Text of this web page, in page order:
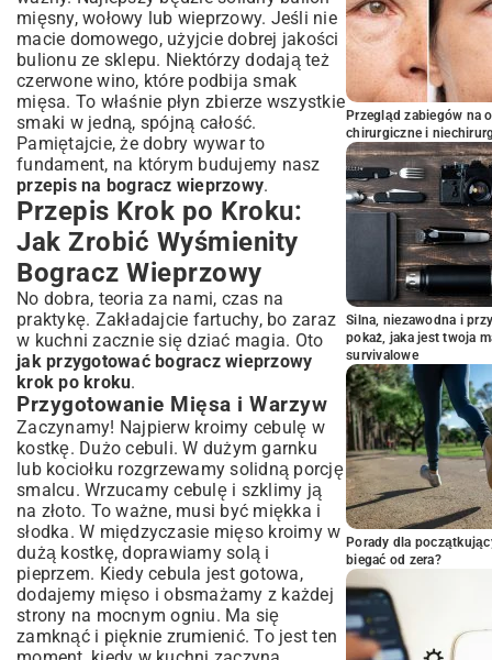
mięsny, wołowy lub wieprzowy. Jeśli nie
macie domowego, użyjcie dobrej jakości
bulionu ze sklepu. Niektórzy dodają też
czerwone wino, które podbija smak
mięsa. To właśnie płyn zbierze wszystkie
smaki w jedną, spójną całość.
Pamiętajcie, że dobry wywar to
fundament, na którym budujemy nasz
przepis na bogracz wieprzowy.
Przepis Krok po Kroku:
Jak Zrobić Wyśmienity
Bogracz Wieprzowy
No dobra, teoria za nami, czas na
praktykę. Zakładajcie fartuchy, bo zaraz
w kuchni zacznie się dziać magia. Oto
jak przygotować bogracz wieprzowy
krok po kroku.
Przygotowanie Mięsa i Warzyw
Zaczynamy! Najpierw kroimy cebulę w
kostkę. Dużo cebuli. W dużym garnku
lub kociołku rozgrzewamy solidną porcję
smalcu. Wrzucamy cebulę i szklimy ją
na złoto. To ważne, musi być miękka i
słodka. W międzyczasie mięso kroimy w
dużą kostkę, doprawiamy solą i
pieprzem. Kiedy cebula jest gotowa,
dodajemy mięso i obsmażamy z każdej
strony na mocnym ogniu. Ma się
zamknąć i pięknie zrumienić. To jest ten
Przegląd zabiegów na
chirurgiczne i
Silna, niezawodna i
pokaż, jaka jest twoja
survivalowe
Porady dla
biegać od zera?